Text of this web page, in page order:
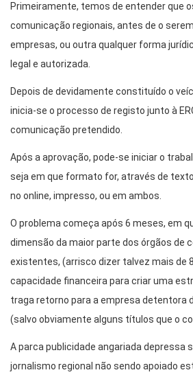
Primeiramente, temos de entender que
comunicação regionais, antes de o
empresas, ou outra qualquer forma
legal e autorizada.
Depois de devidamente constituído o
inicia-se o processo de registo junto à
comunicação pretendido.
Após a aprovação, pode-se iniciar o
seja em que formato for, através de
no online, impresso, ou em ambos.
O problema começa após 6 meses, em
dimensão da maior parte dos órgãos de
existentes, (arrisco dizer talvez mais de
capacidade financeira para criar uma
traga retorno para a empresa detentora
(salvo obviamente alguns títulos que o
A parca publicidade angariada depressa
jornalismo regional não sendo apoiado